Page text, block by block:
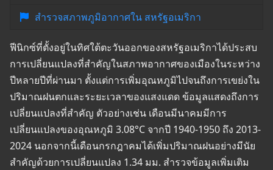
สำรวจสภาพภูมิอากาศใน สหรัฐอเมริกา
ฟีนิกซ์ที่ตั้งอยู่ในทิศใต้ตะวันออกของสหรัฐอเมริกาได้ประสบ
การเปลี่ยนแปลงที่สำคัญในสภาพอากาศของเมืองในระหว่าง
ปีหลายปีที่ผ่านมา ตั้งแต่การเพิ่มอุณหภูมิไปจนถึงการเขย่งใน
ปริมาณฝนตกและระยะเวลาของแสงแดด ข้อมูลแสดงถึงการ
เปลี่ยนแปลงที่สำคัญ ตัวอย่างเช่น เดือนมีนาคมมีการ
เปลี่ยนแปลงของอุณหภูมิ 3.08°C จากปี 1940-1950 ถึง 2013-
2024 นอกจากนี้เดือนกรกฎาคมได้เพิ่มปริมาณฝนอย่างมีนัย
สำคัญด้วยการเปลี่ยนแปลง 1.34 มม. สำรวจข้อมูลเพิ่มเติม